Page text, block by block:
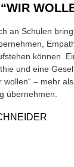
an Schulen
können.
und eine
wollen“ – mehr
übernehmen.